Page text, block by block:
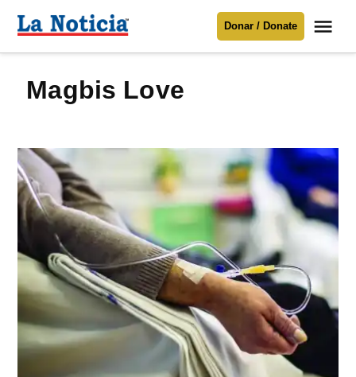
Para mantenerte informado necesitamos
contenido
Noticia
Donar / Donate
Magbis Love